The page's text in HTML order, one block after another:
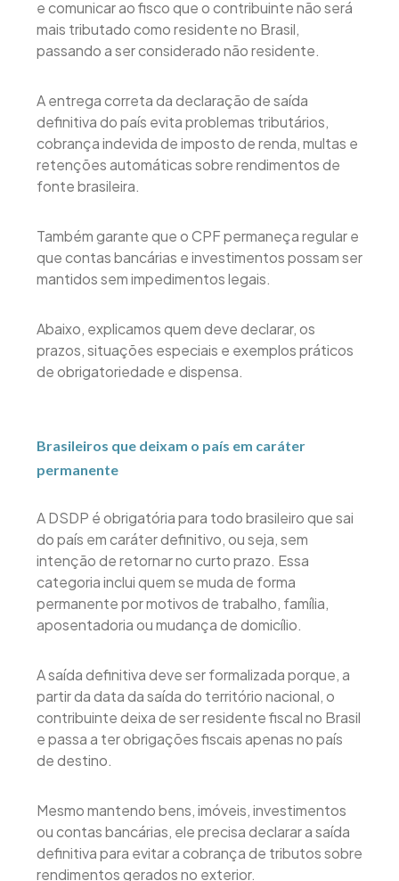
e comunicar ao fisco que o contribuinte não será
mais tributado como residente no Brasil,
passando a ser considerado não residente.
A entrega correta da declaração de saída
definitiva do país evita problemas tributários,
cobrança indevida de imposto de renda, multas e
retenções automáticas sobre rendimentos de
fonte brasileira.
Também garante que o CPF permaneça regular e
que contas bancárias e investimentos possam ser
mantidos sem impedimentos legais.
Abaixo, explicamos quem deve declarar, os
prazos, situações especiais e exemplos práticos
de obrigatoriedade e dispensa.
Brasileiros que deixam o país em caráter
permanente
A DSDP é obrigatória para todo brasileiro que sai
do país em caráter definitivo, ou seja, sem
intenção de retornar no curto prazo. Essa
categoria inclui quem se muda de forma
permanente por motivos de trabalho, família,
aposentadoria ou mudança de domicílio.
A saída definitiva deve ser formalizada porque, a
partir da data da saída do território nacional, o
contribuinte deixa de ser residente fiscal no Brasil
e passa a ter obrigações fiscais apenas no país
de destino.
Mesmo mantendo bens, imóveis, investimentos
ou contas bancárias, ele precisa declarar a saída
definitiva para evitar a cobrança de tributos sobre
rendimentos gerados no exterior.